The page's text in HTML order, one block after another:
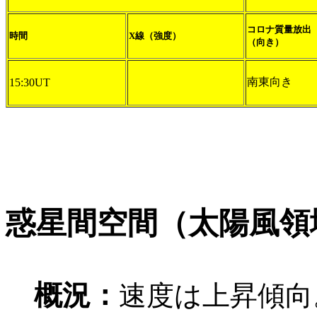
時間 X線（強度）
コロナ質量放出
（向き）
15:30UT 南東向き
惑星間空間（太陽風
概況： 速度は上昇傾